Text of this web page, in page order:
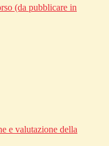
(da pubblicare in
e valutazione della